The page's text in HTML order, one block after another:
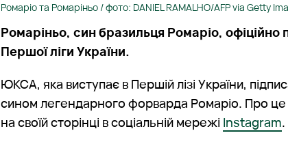
Ромаріо та Ромаріньо / фото: DANIEL RAMALHO/AFP via Getty
Ромаріньо, син бразильця Ромаріо,
Першої ліги України.
ЮКСА, яка виступає в Першій лізі України,
сином легендарного форварда Ромаріо. Про це
на своїй сторінці в соціальній мережі Instagram.